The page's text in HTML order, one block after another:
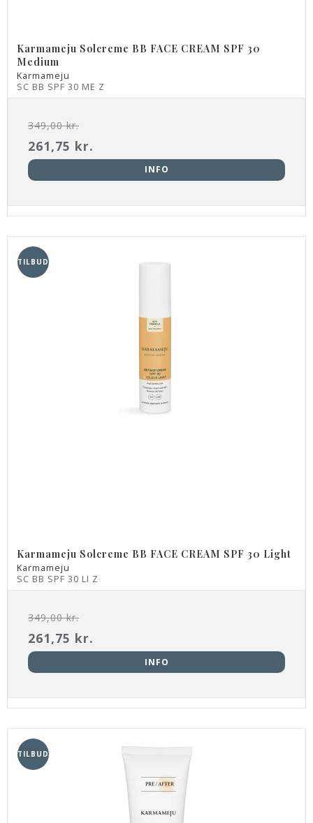
Karmameju Solcreme BB FACE CREAM SPF 30
Medium
Karmameju
SC BB SPF 30 ME Z
349,00 kr.
261,75 kr.
INFO
TILBUD
Karmameju Solcreme BB FACE CREAM SPF 30 Light
Karmameju
SC BB SPF 30 LI Z
349,00 kr.
261,75 kr.
INFO
TILBUD